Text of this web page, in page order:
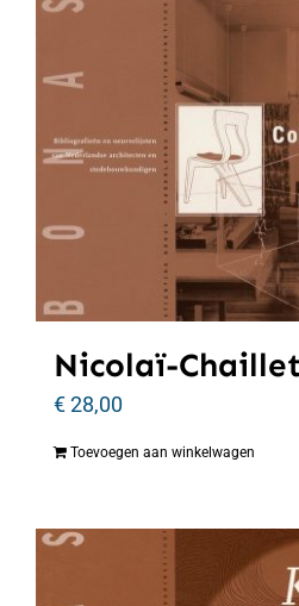
Nicolaï-
€28,00
Toevoegen aan winkelwagen